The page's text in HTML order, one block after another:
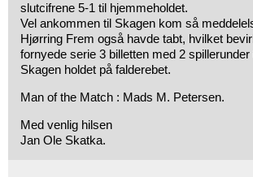
slutcifrene 5-1 til hjemmeholdet.
Vel ankommen til Skagen kom så
Hjørring Frem også havde tabt, hvilket
fornyede serie 3 billetten med 2
Skagen holdet på falderebet.
Man of the Match : Mads M. Petersen.
Med venlig hilsen
Jan Ole Skatka.